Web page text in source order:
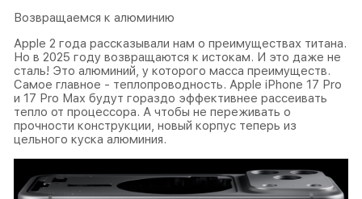
Возвращаемся к алюминию
Apple 2 года рассказывали нам о преимуществах титана.
Но в 2025 году возвращаются к истокам. И это даже не
сталь! Это алюминий, у которого масса преимуществ.
Самое главное - теплопроводность. Apple iPhone 17 Pro
и 17 Pro Max будут гораздо эффективнее рассеивать
тепло от процессора. А чтобы не переживать о
прочности конструкции, новый корпус теперь из
цельного куска алюминия.